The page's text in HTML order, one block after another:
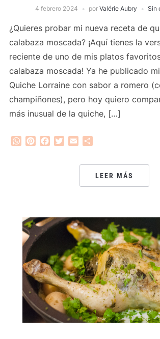
4 febrero 2024 por Valérie Aubry Sin
¿Quieres probar mi nueva receta de
calabaza moscada? ¡Aquí tienes la
reciente de uno de mis platos
calabaza moscada! Ya he publicado
Quiche Lorraine con sabor a romero
champiñones), pero hoy quiero
más inusual de la quiche, […]
WhatsApp
PinterestFacebook
Twitter
Email
LEER MÁS